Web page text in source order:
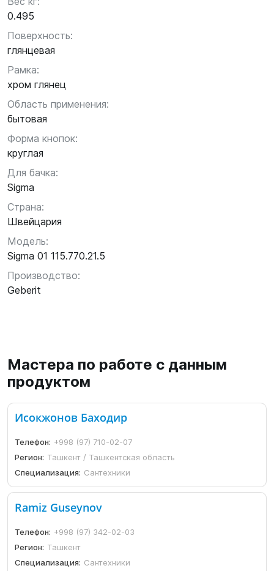
0.495
Поверхность:
глянцевая
Рамка:
хром глянец
Область применения:
бытовая
Форма кнопок:
круглая
Для бачка:
Sigma
Страна:
Швейцария
Модель:
Sigma 01 115.770.21.5
Производство:
Geberit
Мастера по работе с данным
продуктом
Исокжонов Баходир
Телефон: +998 (97) 710-02-07
Регион: Ташкент / Ташкентская область
Специализация: Сантехники
Ramiz Guseynov
Телефон: +998 (97) 342-02-03
Регион: Ташкент
Специализация: Сантехники